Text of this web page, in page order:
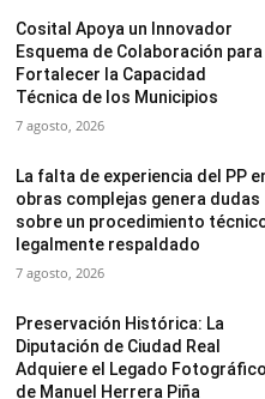
Cosital Apoya un Innovador
Esquema de Colaboración para
Fortalecer la Capacidad
Técnica de los Municipios
7 agosto, 2026
La falta de experiencia del PP
obras complejas genera dudas
sobre un procedimiento
legalmente respaldado
7 agosto, 2026
Preservación Histórica: La
Diputación de Ciudad Real
Adquiere el Legado Fotográfico
de Manuel Herrera Piña